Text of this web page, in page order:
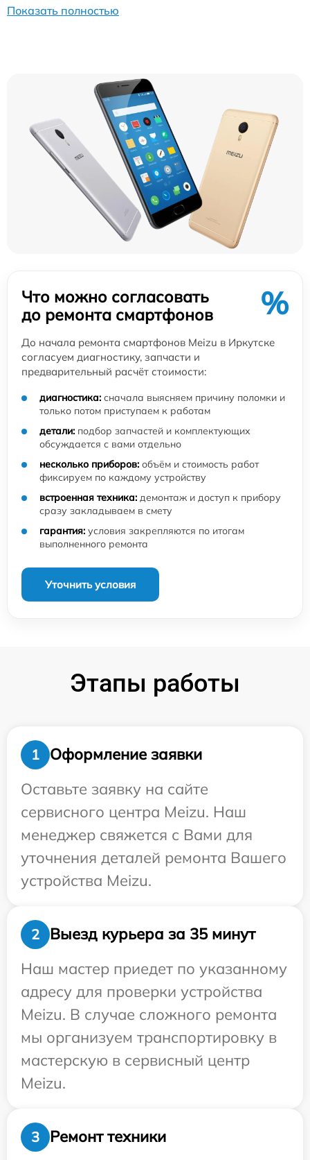
Показать полностью
Что можно согласовать
до ремонта смартфонов
%
До начала ремонта смартфонов Meizu в Иркутске
согласуем диагностику, запчасти и
предварительный расчёт стоимости:
диагностика: сначала выясняем причину поломки и
только потом приступаем к работам
детали: подбор запчастей и комплектующих
обсуждается с вами отдельно
несколько приборов: объём и стоимость работ
фиксируем по каждому устройству
встроенная техника: демонтаж и доступ к прибору
сразу закладываем в смету
гарантия: условия закрепляются по итогам
выполненного ремонта
Уточнить условия
Этапы работы
1
Оформление заявки
Оставьте заявку на сайте
сервисного центра Meizu. Наш
менеджер свяжется с Вами для
уточнения деталей ремонта Вашего
устройства Meizu.
2
Выезд курьера за 35 минут
Наш мастер приедет по указанному
адресу для проверки устройства
Meizu. В случае сложного ремонта
мы организуем транспортировку в
мастерскую в сервисный центр
Meizu.
3
Ремонт техники